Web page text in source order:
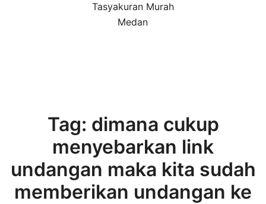
Tasyakuran Murah
Medan
Tag: dimana cukup
menyebarkan link
undangan maka kita sudah
memberikan undangan ke